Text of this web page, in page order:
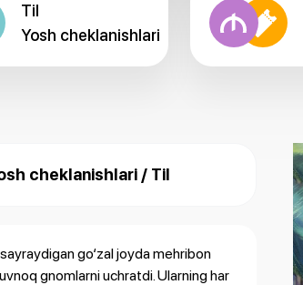
Til
Yosh cheklanishlari
cheklanishlari / Til
go‘zal joyda mehribon
gnomlarni uchratdi. Ularning har